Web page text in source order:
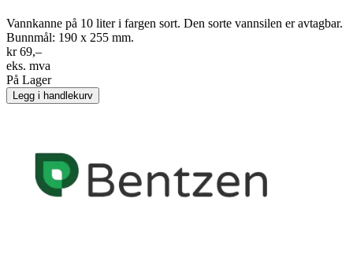
Vannkanne på 10 liter i fargen sort. Den sorte vannsilen er avtagbar.
Bunnmål: 190 x 255 mm.
kr 69,–
eks. mva
På Lager
Legg i handlekurv